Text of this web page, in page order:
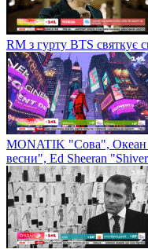
RM з гурту BTS святкує
MONATIK "Сова", Океан
весни", Ed Sheeran